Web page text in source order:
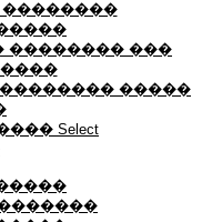
�������� ���
�������� �����
Select